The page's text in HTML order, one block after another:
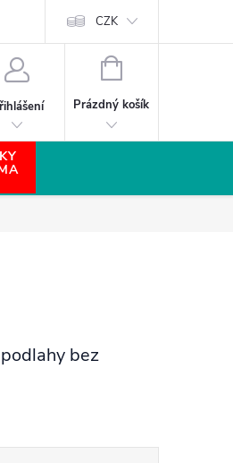
CZK
NÁKUPNÍ KOŠÍK
Prázdný košík
bez